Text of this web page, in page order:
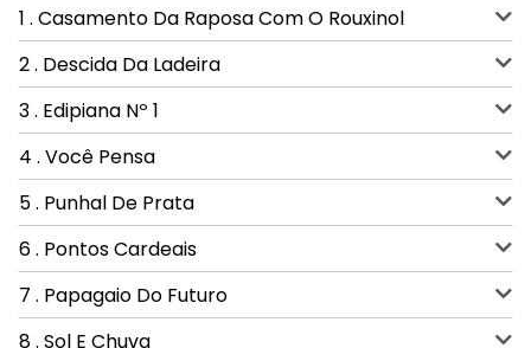
1 . Casamento Da Raposa Com O Rouxinol
2 . Descida Da Ladeira
3 . Edipiana Nº 1
4 . Você Pensa
5 . Punhal De Prata
6 . Pontos Cardeais
7 . Papagaio Do Futuro
8 . Sol E Chuva